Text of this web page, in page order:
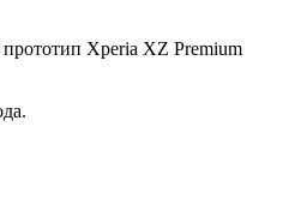
Xperia XZ Premium